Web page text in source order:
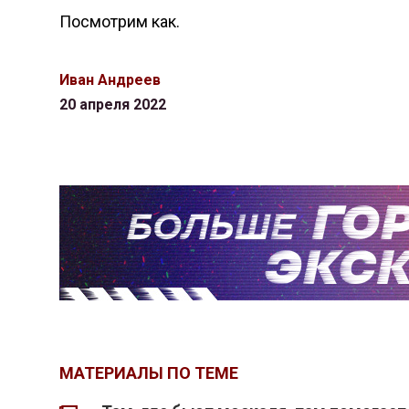
Посмотрим как.
Иван Андреев
20 апреля 2022
МАТЕРИАЛЫ ПО ТЕМЕ